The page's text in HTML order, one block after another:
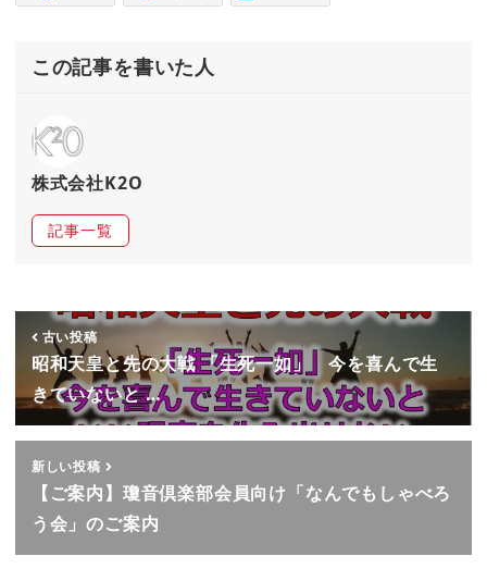
この記事を書いた人
株式会社K2O
記事一覧
古い投稿
昭和天皇と先の大戦 「生死一如」 今を喜んで生
きていないと …
新しい投稿
【ご案内】瓊音倶楽部会員向け「なんでもしゃべろ
う会」のご案内